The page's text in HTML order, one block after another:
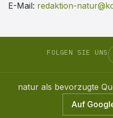
E-Mail: redaktion-
FOLGEN SIE UNS
natur als bevorzugte
Auf